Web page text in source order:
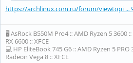
https://archlinux.com.ru/forum/viewtopi ...
🖥 AsRock B550M Pro4 :: AMD Ryzen 5 3600
RX 6600 :: XFCE
💻 HP EliteBook 745 G6 :: AMD Ryzen 5 PRO
Radeon Vega 8 :: XFCE